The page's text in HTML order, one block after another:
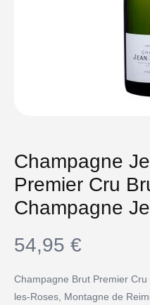
Champagne
Premier Cru
Champagne
54,95 €
Champagne Brut Premier
les-Roses, Montagne de